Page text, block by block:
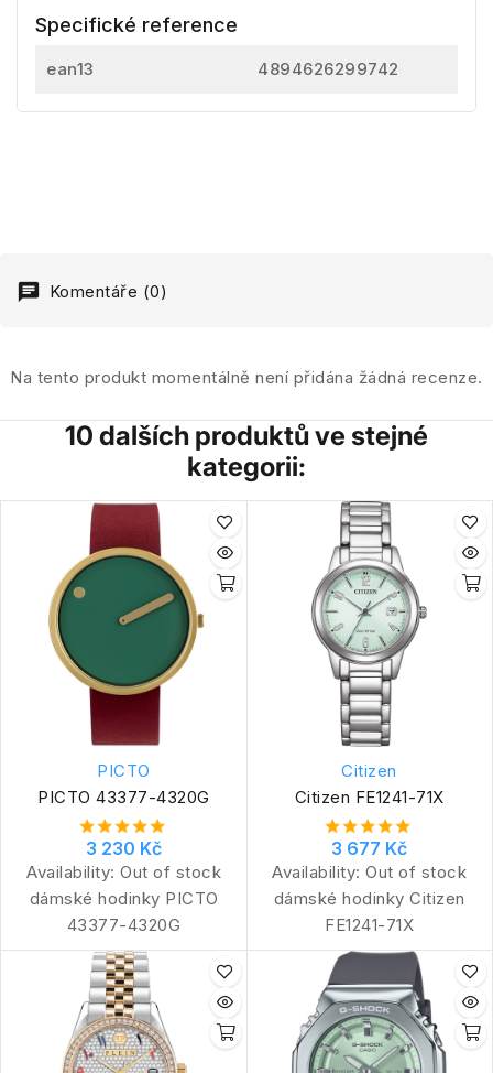
Specifické reference
ean13 4894626299742
Komentáře (0)
Na tento produkt momentálně není přidána žádná recenze.
10 dalších produktů ve stejné
kategorii:
PICTO
PICTO 43377-4320G
3 230 Kč
Availability: Out of stock
dámské hodinky PICTO
43377-4320G
Citizen
Citizen FE1241-71X
3 677 Kč
Availability: Out of stock
dámské hodinky Citizen
FE1241-71X